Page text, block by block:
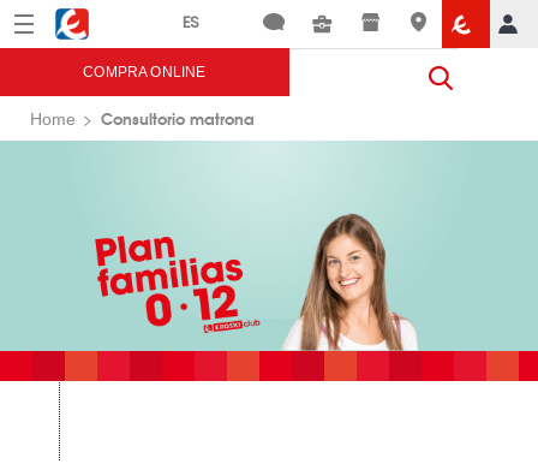
Menú Eroski
COMPRA ONLINE
Home Consultorio matrona